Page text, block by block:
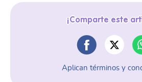
¡Comparte este
Aplican términos y